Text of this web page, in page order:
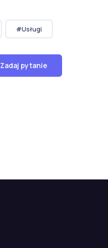
#Usługi
Zadaj pytanie